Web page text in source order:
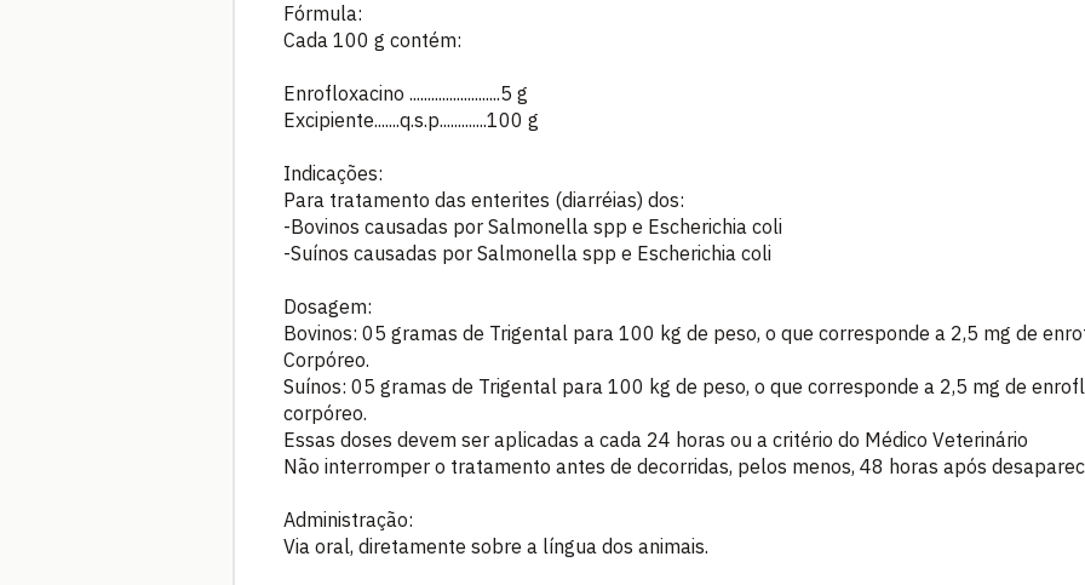
Fórmula:
Cada 100 g contém:
Enrofloxacino .........................5 g
Excipiente.......q.s.p.............100 g
Indicações:
Para tratamento das enterites (diarréias) dos:
-Bovinos causadas por Salmonella spp e Escherichia coli
-Suínos causadas por Salmonella spp e Escherichia coli
Dosagem:
Bovinos: 05 gramas de Trigental para 100 kg de peso, o que corresponde a 2,5 mg de
Corpóreo.
Suínos: 05 gramas de Trigental para 100 kg de peso, o que corresponde a 2,5 mg de
corpóreo.
Essas doses devem ser aplicadas a cada 24 horas ou a critério do Médico Veterinário
Não interromper o tratamento antes de decorridas, pelos menos, 48 horas após
Administração:
Via oral, diretamente sobre a língua dos animais.